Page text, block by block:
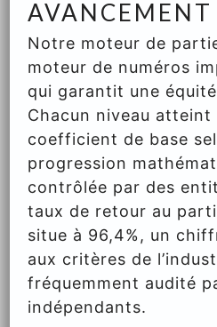
AVANCEMENT
Notre moteur de
moteur de numéros
qui garantit une
Chacun niveau atteint
coefficient de base
progression
contrôlée par des
taux de retour au
situe à 96,4%, un
aux critères de
fréquemment audité
indépendants.